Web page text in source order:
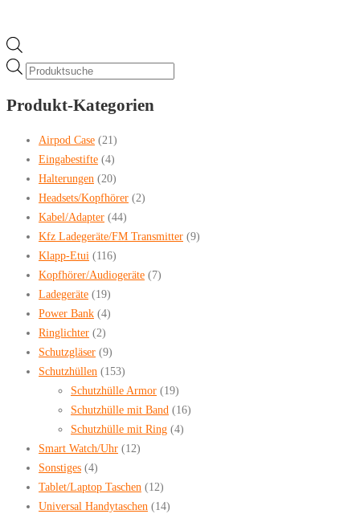
Products
Produkt-Kategorien
Airpod Case (21)
Eingabestifte (4)
Halterungen (20)
Headsets/Kopfhörer (2)
Kabel/Adapter (44)
Kfz Ladegeräte/FM Transmitter (9)
Klapp-Etui (116)
Kopfhörer/Audiogeräte (7)
Ladegeräte (19)
Power Bank (4)
Ringlichter (2)
Schutzgläser (9)
Schutzhüllen (153)
Schutzhülle Armor (19)
Schutzhülle mit Band (16)
Schutzhülle mit Ring (4)
Smart Watch/Uhr (12)
Sonstiges (4)
Tablet/Laptop Taschen (12)
Universal Handytaschen (14)